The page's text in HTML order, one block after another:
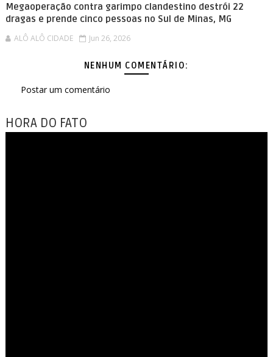
Megaoperação contra garimpo clandestino destrói 22
dragas e prende cinco pessoas no Sul de Minas, MG
ALÔ ALÔ CIDADE Jun 26, 2026
NENHUM COMENTÁRIO:
Postar um comentário
HORA DO FATO